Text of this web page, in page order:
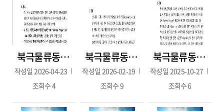
북극물류동향 115호(2026.4.22./3~4월호)
작성일 2026-04-23
조회수4
북극물류동향 114호(2026 1월호 2월호 / 2026.2.19. 발간)
작성일 2026-02-19
조회수9
북극물류동향 2025년 9월호(2025.10.01.발간)
작성일 2025-10-27
조회수6